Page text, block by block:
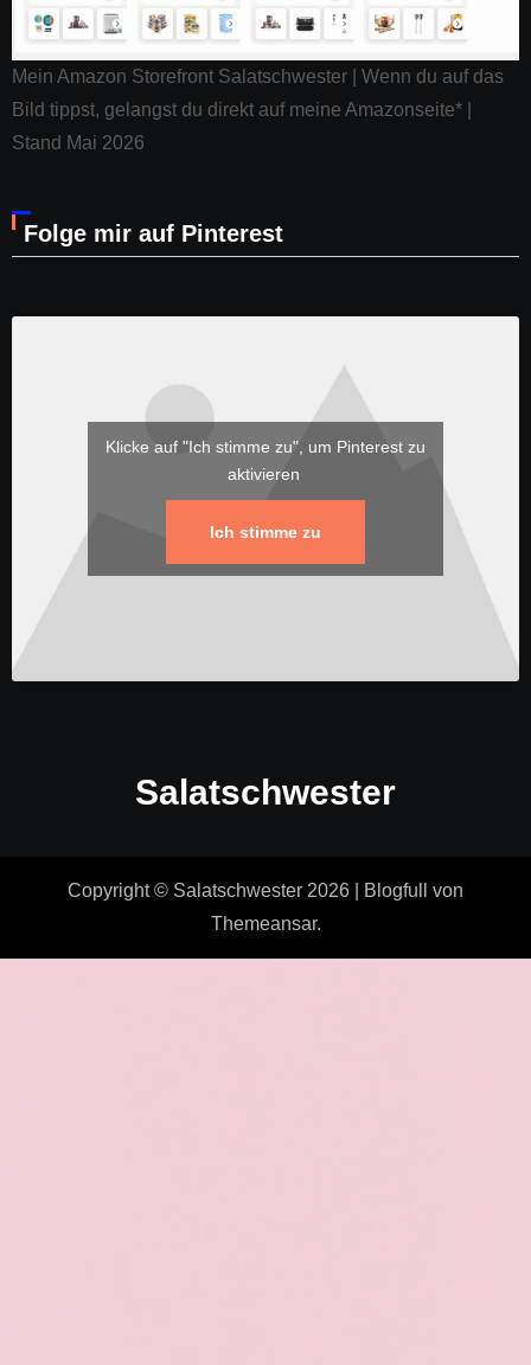
Mein Amazon Storefront Salatschwester | Wenn du auf das
Bild tippst, gelangst du direkt auf meine Amazonseite* |
Stand Mai 2026
Folge mir auf Pinterest
Klicke auf "Ich stimme zu", um Pinterest zu
aktivieren
Ich stimme zu
Salatschwester
Copyright © Salatschwester 2026 Blogfull
von
Themeansar.